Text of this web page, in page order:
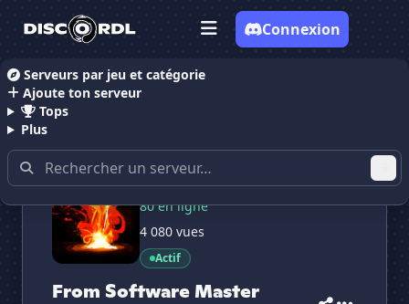
Serveurs par jeu et catégorie
Ajoute ton serveur
Tops
Plus
Connexion
Accueil Serveurs Discord Gaming
570 membres
80 en ligne
4 080 vues
Actif
From Software Master
Vote pourFrom Software Mas...
From Software M...
Es-tu sûr de vouloir supprimer ton avis de ce
serveur ?
From Software Mas...